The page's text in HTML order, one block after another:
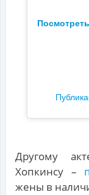
Другому
Хопкинсу –
жены в